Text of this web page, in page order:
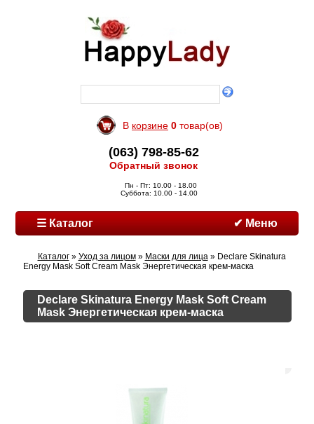
В корзине 0 товар(ов)
(063) 798-85-62
Обратный звонок
Пн - Пт: 10.00 - 18.00
Суббота: 10.00 - 14.00
☰ Каталог ✔ Меню
Каталог» Уход за лицом» Маски для лица» Declare Skinatura
Energy Mask Soft Cream Mask Энергетическая крем-маска
Declare Skinatura Energy Mask Soft Cream
Mask Энергетическая крем-маска